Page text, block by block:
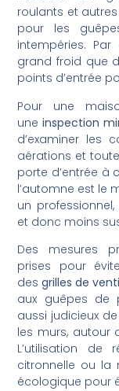
roulants et
pour les
intempéries. Par
grand froid que
points d’entrée
Pour une
uneinspection
d’examiner les
aérations et
porte d’entrée à
l’automne est le
un
et donc moins
Des mesures
prises pour
desgrilles de
aux guêpes de
aussi judicieux
les murs, autour
L’utilisation de
citronnelle ou la
écologique pour